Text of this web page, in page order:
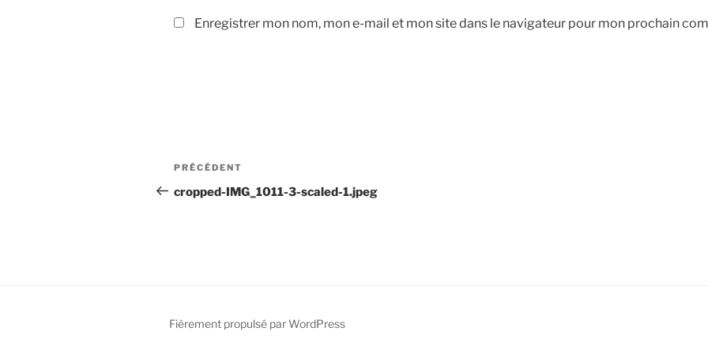
Enregistrer mon nom, mon e-mail et mon site dans le navigateur pour mon prochain
Navigation
de
Article
précédent
PRÉCÉDENT
cropped-IMG_1011-3-scaled-1.jpeg
Fièrement propulsé par WordPress